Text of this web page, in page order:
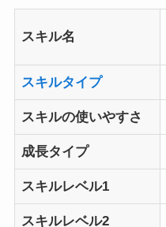
スキル名
スキルタイプ
スキルの使いやすさ
成長タイプ
スキルレベル1
スキルレベル2